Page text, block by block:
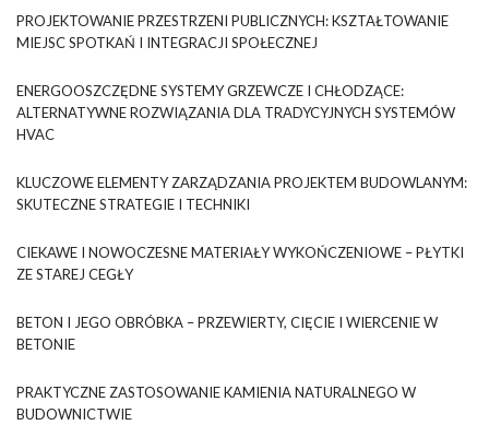
PROJEKTOWANIE PRZESTRZENI PUBLICZNYCH: KSZTAŁTOWANIE
MIEJSC SPOTKAŃ I INTEGRACJI SPOŁECZNEJ
ENERGOOSZCZĘDNE SYSTEMY GRZEWCZE I CHŁODZĄCE:
ALTERNATYWNE ROZWIĄZANIA DLA TRADYCYJNYCH SYSTEMÓW
HVAC
KLUCZOWE ELEMENTY ZARZĄDZANIA PROJEKTEM BUDOWLANYM:
SKUTECZNE STRATEGIE I TECHNIKI
CIEKAWE I NOWOCZESNE MATERIAŁY WYKOŃCZENIOWE – PŁYTKI
ZE STAREJ CEGŁY
BETON I JEGO OBRÓBKA – PRZEWIERTY, CIĘCIE I WIERCENIE W
BETONIE
PRAKTYCZNE ZASTOSOWANIE KAMIENIA NATURALNEGO W
BUDOWNICTWIE